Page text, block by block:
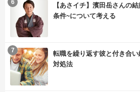
【あさイチ】濱田岳さんの
条件~について考える
6
転職を繰り返す彼と付き合
対処法
7